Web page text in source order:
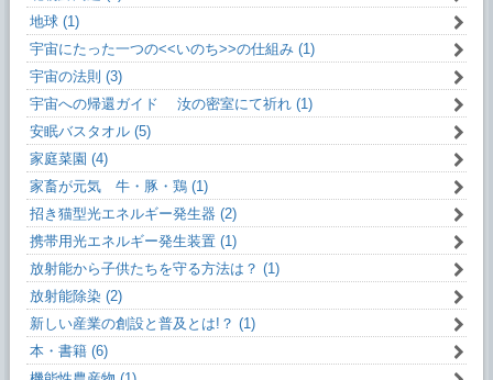
地球 (1)
宇宙にたった一つの<<いのち>>の仕組み (1)
宇宙の法則 (3)
宇宙への帰還ガイド 汝の密室にて祈れ (1)
安眠バスタオル (5)
家庭菜園 (4)
家畜が元気 牛・豚・鶏 (1)
招き猫型光エネルギー発生器 (2)
携帯用光エネルギー発生装置 (1)
放射能から子供たちを守る方法は？ (1)
放射能除染 (2)
新しい産業の創設と普及とは!？ (1)
本・書籍 (6)